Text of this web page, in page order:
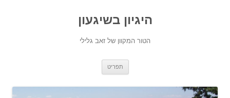
היגיון בשיגעון
הטור המקוון של זאב גלילי
תפריט